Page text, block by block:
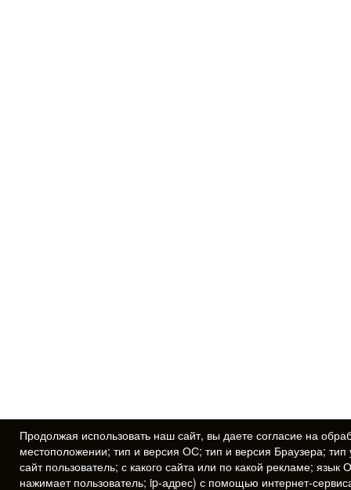
Продолжая использовать наш сайт, вы даете согласие на
местоположении; тип и версия ОС; тип и версия Браузера;
сайт пользователь; с какого сайта или по какой рекламе;
нажимает пользователь; ip-адрес) с помощью интернет-